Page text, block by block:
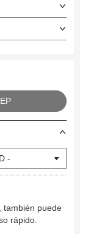
también puede
rápido.